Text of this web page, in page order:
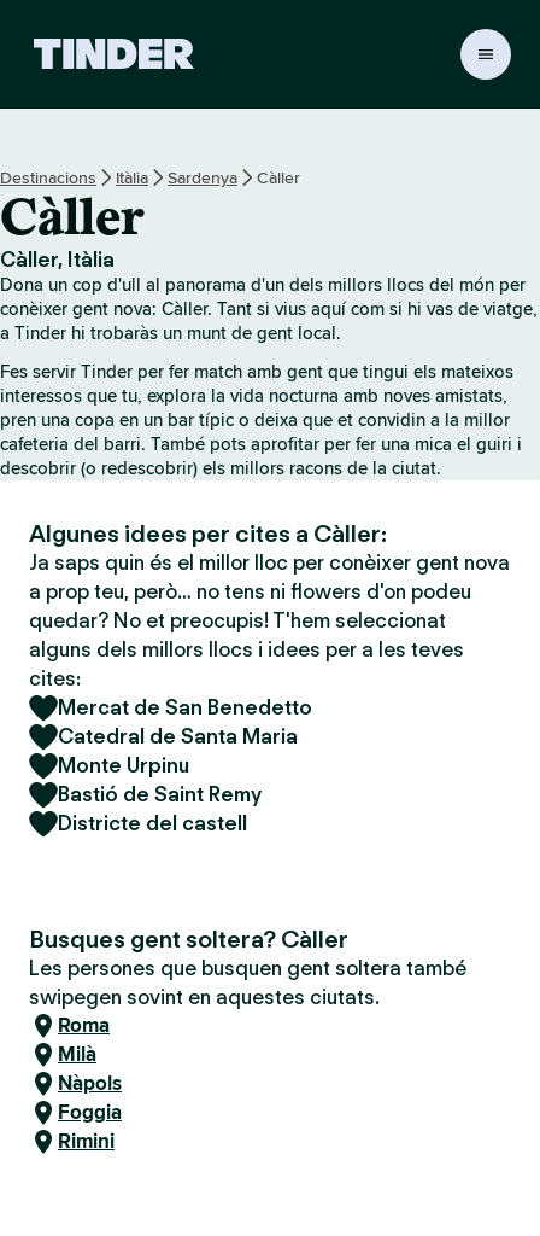
r
c
i
Destinacions Itàlia Sardenya Càller
Càller
Càller, Itàlia
Dona un cop d'ull al panorama d'un dels millors llocs del món per
conèixer gent nova: Càller. Tant si vius aquí com si hi vas de viatge,
a Tinder hi trobaràs un munt de gent local.
Fes servir Tinder per fer match amb gent que tingui els mateixos
interessos que tu, explora la vida nocturna amb noves amistats,
pren una copa en un bar típic o deixa que et convidin a la millor
cafeteria del barri. També pots aprofitar per fer una mica el guiri i
descobrir (o redescobrir) els millors racons de la ciutat.
Algunes idees per cites a Càller:
Ja saps quin és el millor lloc per conèixer gent nova
a prop teu, però… no tens ni flowers d'on podeu
quedar? No et preocupis! T'hem seleccionat
alguns dels millors llocs i idees per a les teves
cites:
Mercat de San Benedetto
Catedral de Santa Maria
Monte Urpinu
Bastió de Saint Remy
Districte del castell
Busques gent soltera? Càller
Les persones que busquen gent soltera també
swipegen sovint en aquestes ciutats.
Roma
Milà
Nàpols
Foggia
Rimini